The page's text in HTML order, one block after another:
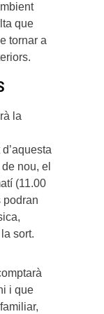
que
tornar a
la
nou, el
(11.00
podran
sort.
i que